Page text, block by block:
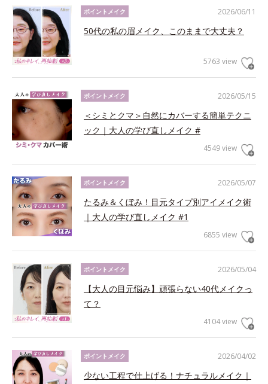
2026/06/11
ポイントメイク
50代の私の眉メイク、このままで大丈夫？
5763 view
2026/05/15
ポイントメイク
＜シミとクマ＞自然にカバーする簡単テクニ
ック｜大人の学び直しメイク #
4549 view
2026/05/07
ポイントメイク
たるみ＆くぼみ！目元タイプ別アイメイク術
｜大人の学び直しメイク #1
6855 view
2026/05/04
ポイントメイク
【大人の目元悩み】頑張らない40代メイクっ
て？
4104 view
2026/04/02
ポイントメイク
少ない工程で仕上げる！ナチュラルメイク｜